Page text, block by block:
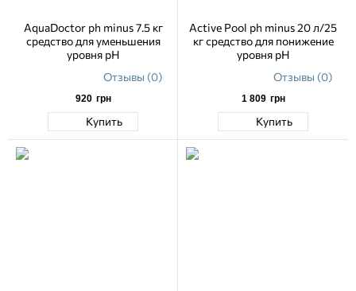
AquaDoctor ph minus 7.5 кг
средство для уменьшения
уровня pH
Отзывы (0)
920 грн
Купить
Active Pool ph minus 20 л/25
кг средство для понижение
уровня pH
Отзывы (0)
1 809 грн
Купить